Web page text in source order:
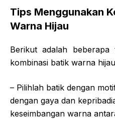
Tips Menggunakan
Warna Hijau
Berikut adalah beberapa
kombinasi batik warna
– Pilihlah batik dengan
dengan gaya dan
keseimbangan warna